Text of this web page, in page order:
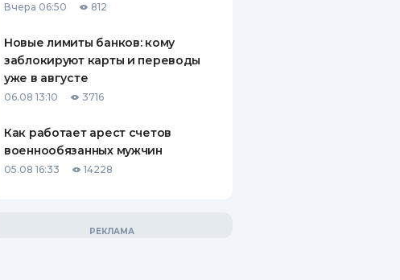
Вчера 06:50 812
Новые лимиты банков: кому
заблокируют карты и переводы
уже в августе
06.08 13:10 3716
Как работает арест счетов
военнообязанных мужчин
05.08 16:33 14228